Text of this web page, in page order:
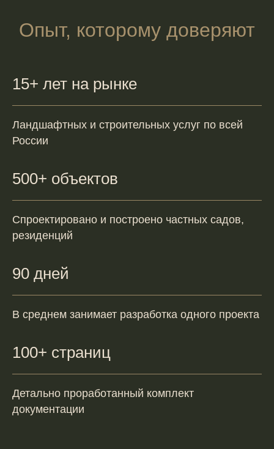
Опыт, которому доверяют
15+ лет на рынке
Ландшафтных и строительных услуг по всей
России
500+ объектов
Спроектировано и построено частных садов,
резиденций
90 дней
В среднем занимает разработка одного проекта
100+ страниц
Детально проработанный комплект
документации